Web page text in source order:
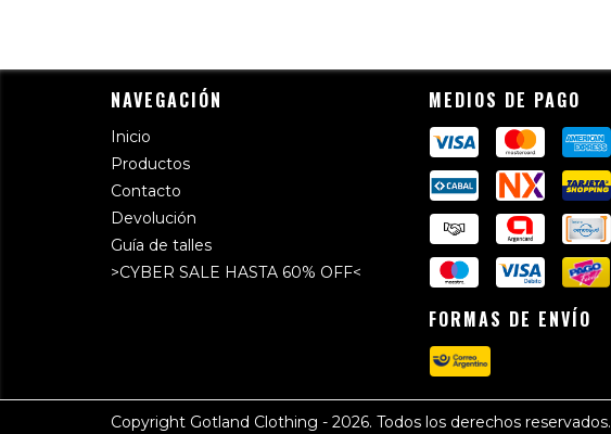
NAVEGACIÓN
Inicio
Productos
Contacto
Devolución
Guía de talles
>CYBER SALE HASTA 60% OFF<
MEDIOS DE PAGO
FORMAS DE ENVÍO
Copyright Gotland Clothing - 2026. Todos los derechos reservados.